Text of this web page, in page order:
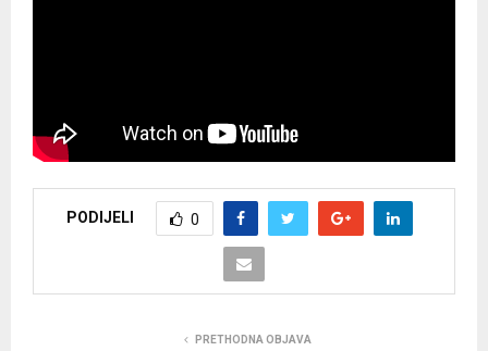
PODIJELI 0
PRETHODNA OBJAVA